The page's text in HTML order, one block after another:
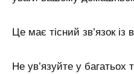
Це має тісний зв’язок
Не ув’язуйте у багатьох